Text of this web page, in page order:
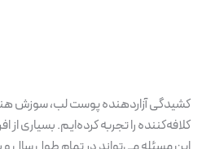
کشیدگی آزاردهنده پوست لب، سوزش
کلافه‌کننده را تجربه کرده‌ایم.